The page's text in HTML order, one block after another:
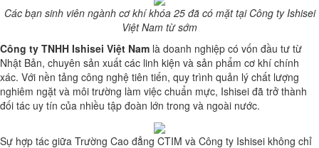
Các bạn sinh viên ngành cơ khí khóa 25 đã có mặt tại Công ty Ishisei
Việt Nam từ sớm
Công ty TNHH Ishisei Việt Nam là doanh nghiệp có vốn đầu tư từ
Nhật Bản, chuyên sản xuất các linh kiện và sản phẩm cơ khí chính
xác. Với nền tảng công nghệ tiên tiến, quy trình quản lý chất lượng
nghiêm ngặt và môi trường làm việc chuẩn mực, Ishisei đã trở thành
đối tác uy tín của nhiều tập đoàn lớn trong và ngoài nước.
Sự hợp tác giữa Trường Cao đẳng CTIM và Công ty Ishisei không chỉ